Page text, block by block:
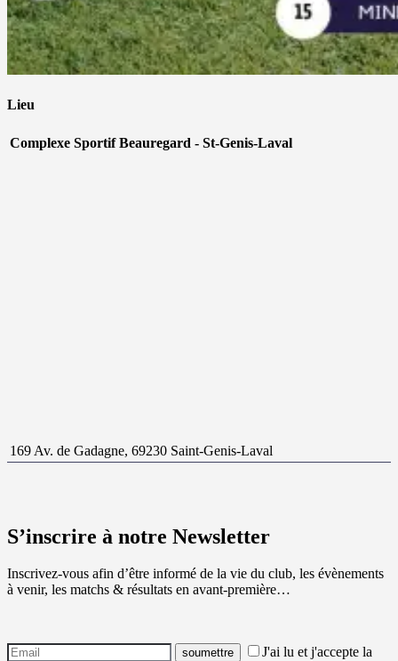
Lieu
Complexe Sportif Beauregard - St-Genis-Laval
169 Av. de Gadagne, 69230 Saint-Genis-Laval
S’inscrire à notre Newsletter
Inscrivez-vous afin d’être informé de la vie du club, les évènements
à venir, les matchs & résultats en avant-première…
J'ai lu et j'accepte la